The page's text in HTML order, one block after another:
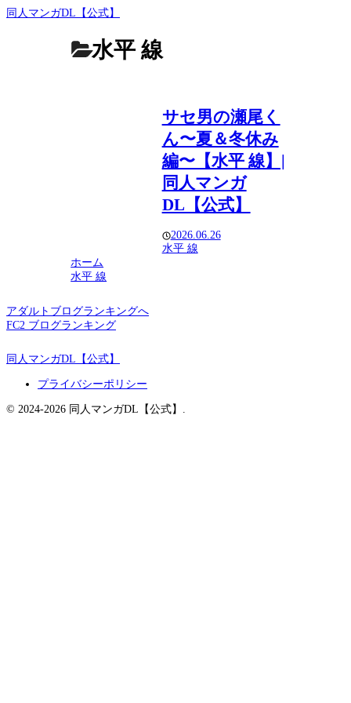
同人マンガDL【公式】
水平 線
サセ男の瀬尾く
ん〜夏＆冬休み
編〜【水平 線】|
同人マンガ
DL【公式】
2026.06.26
水平 線
ホーム
水平 線
アダルトブログランキングへ
FC2 ブログランキング
同人マンガDL【公式】
プライバシーポリシー
© 2024-2026 同人マンガDL【公式】.